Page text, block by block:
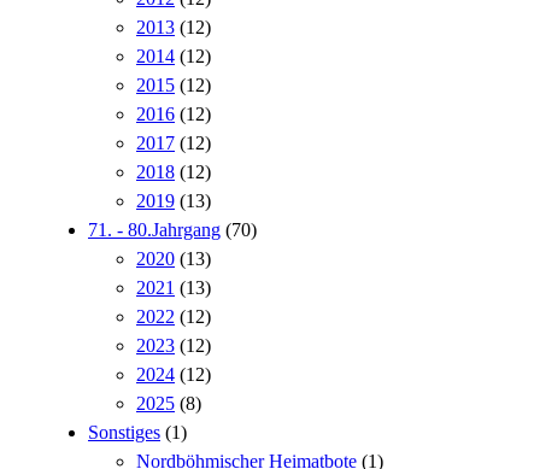
2013 (12)
2014 (12)
2015 (12)
2016 (12)
2017 (12)
2018 (12)
2019 (13)
71. - 80.Jahrgang (70)
2020 (13)
2021 (13)
2022 (12)
2023 (12)
2024 (12)
2025 (8)
Sonstiges (1)
Nordböhmischer Heimatbote (1)